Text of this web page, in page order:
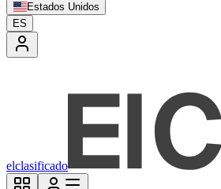
Estados Unidos
ES
elclasificado